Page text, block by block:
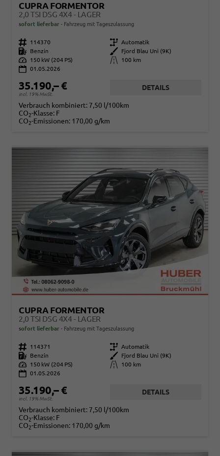
CUPRA FORMENTOR
2,0 TSI DSG 4X4 - LAGER
sofort lieferbar Fahrzeug mit Tageszulassung
Fahrzeugnr. 114370 Getriebe Automatik
Kraftstoff
Benzin Außenfarbe
Fjord Blau Uni (9K)
Leistung
150 kW (204 PS) Kilometerstand
100 km
01.05.2026
35.190,– €
incl. 19% MwSt.
DETAILS
Verbrauch kombiniert: 7,50 l/100km
CO2-Klasse: F
CO2-Emissionen: 170,00 g/km
CUPRA FORMENTOR
2,0 TSI DSG 4X4 - LAGER
sofort lieferbar Fahrzeug mit Tageszulassung
Fahrzeugnr. 114371 Getriebe Automatik
Kraftstoff
Benzin Außenfarbe
Fjord Blau Uni (9K)
Leistung
150 kW (204 PS) Kilometerstand
100 km
01.05.2026
35.190,– €
incl. 19% MwSt.
DETAILS
Verbrauch kombiniert: 7,50 l/100km
CO2-Klasse: F
CO2-Emissionen: 170,00 g/km